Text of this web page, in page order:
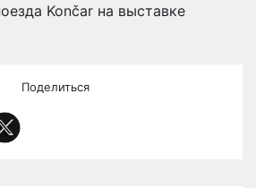
Končar на выставке
Поделиться